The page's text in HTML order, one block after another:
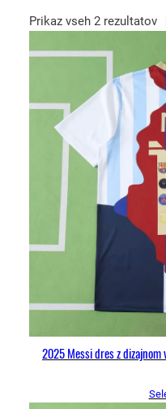
Prikaz vseh 2 rezultatov
2025 Messi dres z dizajnom